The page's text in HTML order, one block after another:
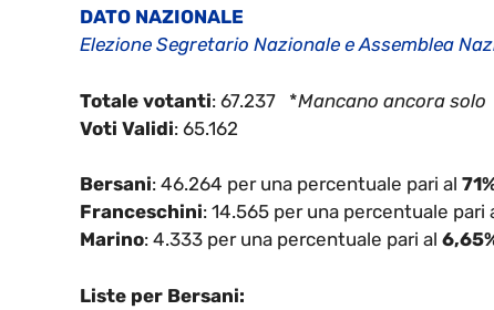
DATO NAZIONALE
Elezione Segretario Nazionale e Assemblea
Totale votanti: 67.237 *Mancano ancora
Voti Validi: 65.162
Bersani: 46.264 per una percentuale pari al
Franceschini: 14.565 per una percentuale pari
Marino: 4.333 per una percentuale pari al
Liste per Bersani: